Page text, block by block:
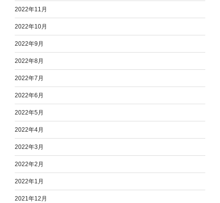
2022年11月
2022年10月
2022年9月
2022年8月
2022年7月
2022年6月
2022年5月
2022年4月
2022年3月
2022年2月
2022年1月
2021年12月